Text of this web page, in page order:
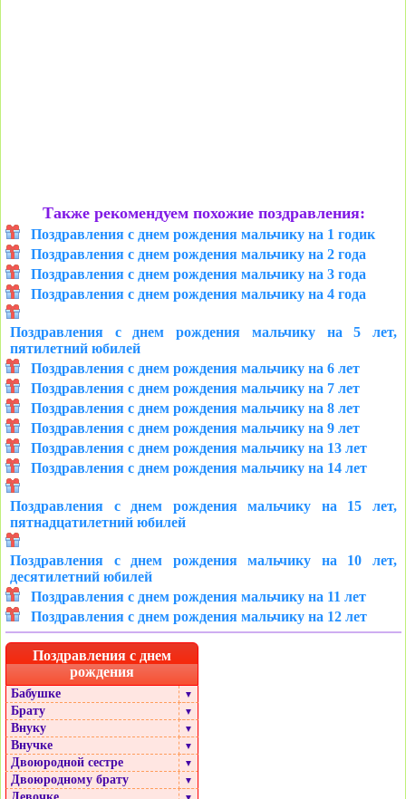
Также рекомендуем похожие поздравления:
Поздравления с днем рождения мальчику на 1 годик
Поздравления с днем рождения мальчику на 2 года
Поздравления с днем рождения мальчику на 3 года
Поздравления с днем рождения мальчику на 4 года
Поздравления с днем рождения мальчику на 5 лет,
пятилетний юбилей
Поздравления с днем рождения мальчику на 6 лет
Поздравления с днем рождения мальчику на 7 лет
Поздравления с днем рождения мальчику на 8 лет
Поздравления с днем рождения мальчику на 9 лет
Поздравления с днем рождения мальчику на 13 лет
Поздравления с днем рождения мальчику на 14 лет
Поздравления с днем рождения мальчику на 15 лет,
пятнадцатилетний юбилей
Поздравления с днем рождения мальчику на 10 лет,
десятилетний юбилей
Поздравления с днем рождения мальчику на 11 лет
Поздравления с днем рождения мальчику на 12 лет
Поздравления с днем
рождения
Бабушке ▼
Брату ▼
Внуку ▼
Внучке ▼
Двоюродной сестре ▼
Двоюродному брату ▼